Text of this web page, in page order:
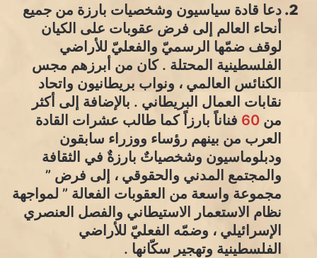
دعا قادة سياسيون وشخصيات بارزة من جميع
أنحاء العالم إلى فرض عقوبات على الكيان
لوقف ضمّها الرسميّ والفعليّ للأراضي
الفلسطينية المحتلة . كان من أبرزهم مجس
الكنائس العالمي ، ونواب بريطانيون واتحاد
نقابات العمال البريطاني . بالإضافة إلى أكثر
من 60 فناناً بارزاً كما طالب عشرات القادة
العرب من بينهم رؤساء ووزراء سابقون
ودبلوماسيون وشخصياتٌ بارزةٌ في الثقافة
والمجتمع المدني والحقوقي ، إلى فرض ”
مجموعة واسعة من العقوبات الفعالة ” لمواجهة
نظام الاستعمار الاستيطاني والفصل العنصري
الإسرائيلي ، وضمّه الفعليّ للأراضي
الفلسطينية وتهجير سكّانها .